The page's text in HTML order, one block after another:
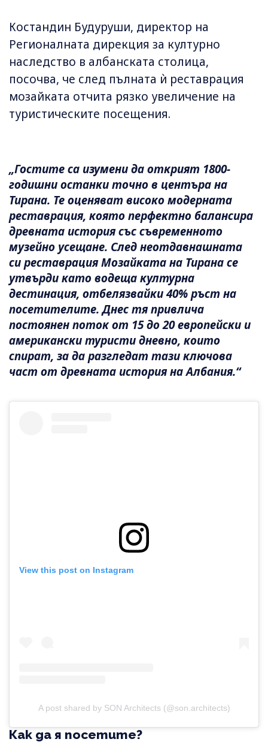
Костандин Будуруши, директор на
Регионалната дирекция за културно
наследство в албанската столица,
посочва, че след пълната ѝ реставрация
мозайката отчита рязко увеличение на
туристическите посещения.
„Гостите са изумени да открият 1800-
годишни останки точно в центъра на
Тирана. Те оценяват високо модерната
реставрация, която перфектно балансира
древната история със съвременното
музейно усещане. След неотдавнашната
си реставрация Мозайката на Тирана се
утвърди като водеща културна
дестинация, отбелязвайки 40% ръст на
посетителите. Днес тя привлича
постоянен поток от 15 до 20 европейски и
американски туристи дневно, които
спират, за да разгледат тази ключова
част от древната история на Албания.“
View this post on Instagram
A post shared by SON Architects (@son.architects)
Как да я посетите?